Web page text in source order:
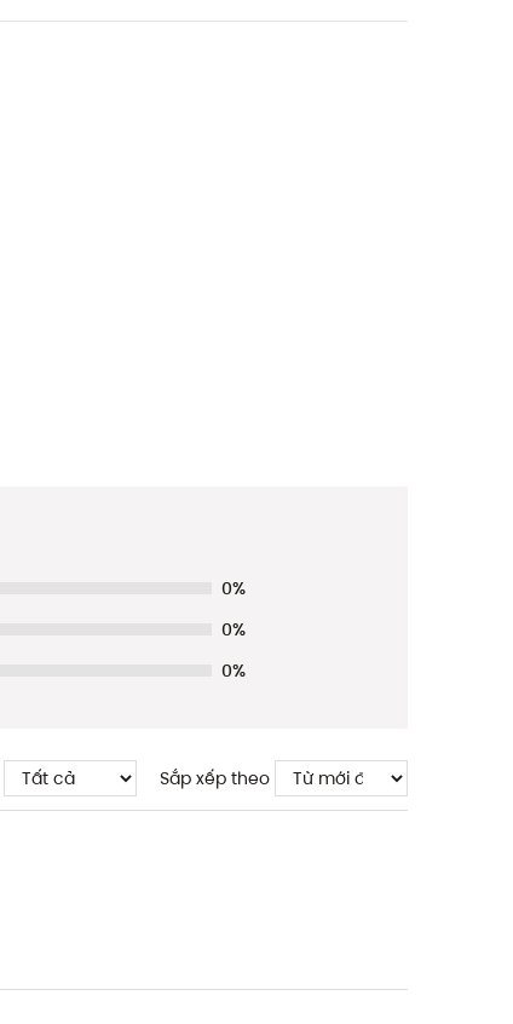
0%
0%
0%
Sắp xếp theo